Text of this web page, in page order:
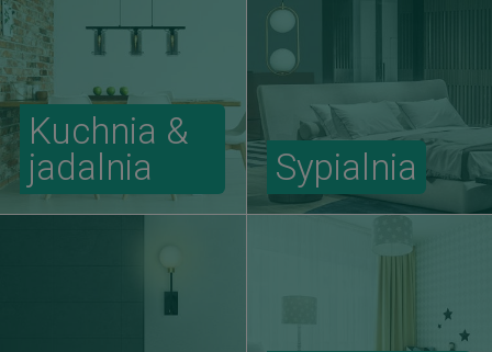
Kuchnia &
jadalnia
Sypialnia